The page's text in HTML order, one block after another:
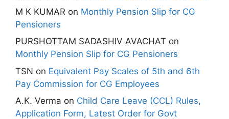
M K KUMAR on Monthly Pension Slip for CG
Pensioners
PURSHOTTAM SADASHIV AVACHAT on
Monthly Pension Slip for CG Pensioners
TSN on Equivalent Pay Scales of 5th and 6th
Pay Commission for CG Employees
A.K. Verma on Child Care Leave (CCL) Rules,
Application Form, Latest Order for Govt